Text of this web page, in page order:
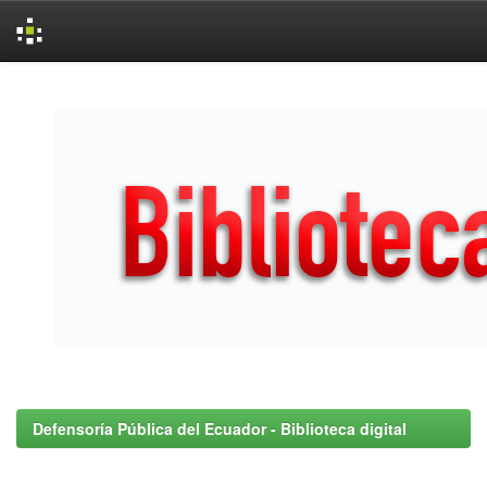
Defensoría Pública del Ecuador - Biblioteca digital